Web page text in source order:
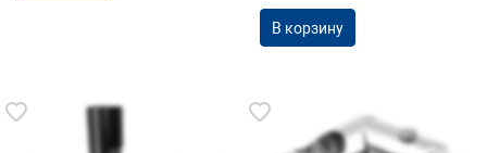
В корзину